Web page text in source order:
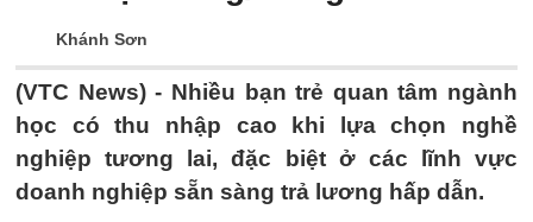
Khánh Sơn
(VTC News) - Nhiều bạn trẻ quan tâm ngành
học có thu nhập cao khi lựa chọn nghề
nghiệp tương lai, đặc biệt ở các lĩnh vực
doanh nghiệp sẵn sàng trả lương hấp dẫn.